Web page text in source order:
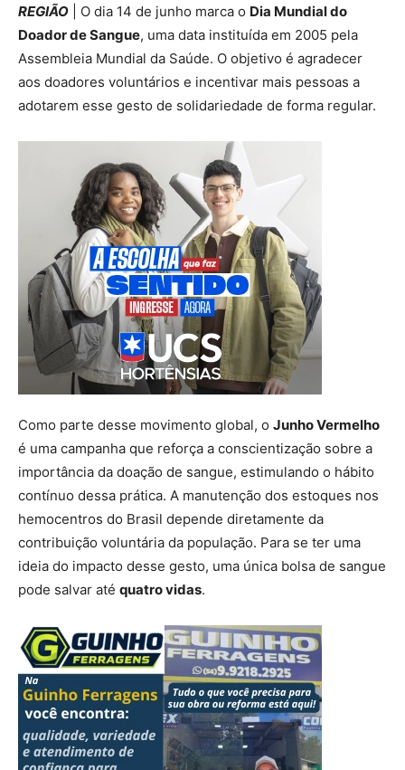
REGIÃO | O dia 14 de junho marca o Dia Mundial do
Doador de Sangue, uma data instituída em 2005 pela
Assembleia Mundial da Saúde. O objetivo é agradecer
aos doadores voluntários e incentivar mais pessoas a
adotarem esse gesto de solidariedade de forma regular.
Como parte desse movimento global, o Junho Vermelho
é uma campanha que reforça a conscientização sobre a
importância da doação de sangue, estimulando o hábito
contínuo dessa prática. A manutenção dos estoques nos
hemocentros do Brasil depende diretamente da
contribuição voluntária da população. Para se ter uma
ideia do impacto desse gesto, uma única bolsa de sangue
pode salvar até quatro vidas.